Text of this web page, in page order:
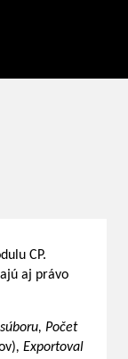
CP.
aj právo
Počet
, Exportoval